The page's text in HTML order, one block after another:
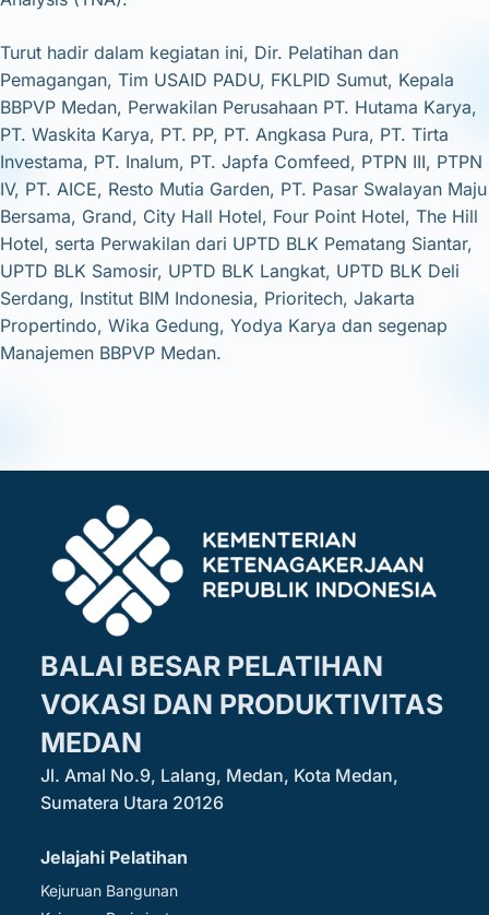
Turut hadir dalam kegiatan ini, Dir. Pelatihan dan
Pemagangan, Tim USAID PADU, FKLPID Sumut, Kepala
BBPVP Medan, Perwakilan Perusahaan PT. Hutama Karya,
PT. Waskita Karya, PT. PP, PT. Angkasa Pura, PT. Tirta
Investama, PT. Inalum, PT. Japfa Comfeed, PTPN III, PTPN
IV, PT. AICE, Resto Mutia Garden, PT. Pasar Swalayan Maju
Bersama, Grand, City Hall Hotel, Four Point Hotel, The Hill
Hotel, serta Perwakilan dari UPTD BLK Pematang Siantar,
UPTD BLK Samosir, UPTD BLK Langkat, UPTD BLK Deli
Serdang, Institut BIM Indonesia, Prioritech, Jakarta
Propertindo, Wika Gedung, Yodya Karya dan segenap
Manajemen BBPVP Medan.
BALAI BESAR PELATIHAN
VOKASI DAN PRODUKTIVITAS
MEDAN
Jl. Amal No.9, Lalang, Medan, Kota Medan,
Sumatera Utara 20126
Jelajahi Pelatihan
Kejuruan Bangunan